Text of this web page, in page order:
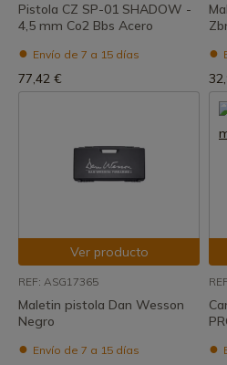
Pistola CZ SP-01 SHADOW -
4,5 mm Co2 Bbs Acero
Envío de 7 a 15 días
77,42 €
Ver producto
REF: ASG17365
Maletin pistola Dan Wesson
Negro
Envío de 7 a 15 días